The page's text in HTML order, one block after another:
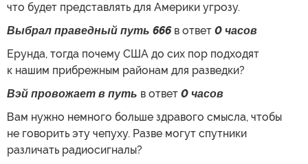
что будет представлять для Америки угрозу.
Выбрал праведный путь 666 в ответ 0 часов
Ерунда, тогда почему США до сих пор подходят
к нашим прибрежным районам для разведки?
Вэй провожает в путь в ответ 0 часов
Вам нужно немного больше здравого смысла, чтобы
не говорить эту чепуху. Разве могут спутники
различать радиосигналы?